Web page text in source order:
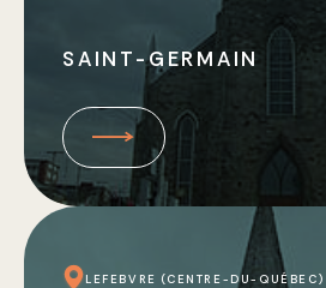
SAINT-GERMAIN
LEFEBVRE (CENTRE-DU-QUÉBEC)